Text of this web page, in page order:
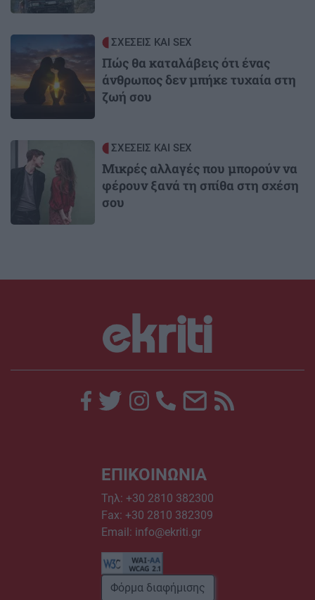
ΣΧΕΣΕΙΣ ΚΑΙ SEX
Πώς θα καταλάβεις ότι ένας
άνθρωπος δεν μπήκε τυχαία στη
ζωή σου
Image ΣΧΕΣΕΙΣ ΚΑΙ SEX
Μικρές αλλαγές που μπορούν να
φέρουν ξανά τη σπίθα στη σχέση
σου
ΕΠΙΚΟΙΝΩΝΙΑ
Τηλ: +30 2810 382300
Fax: +30 2810 382309
Email: info@ekriti.gr
Φόρμα διαφήμισης